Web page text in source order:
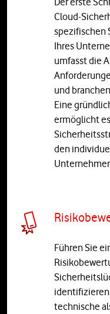
Cloud-
spezifischen
Ihres
umfasst die
und
Eine
ermöglicht
den
Führen Sie
technische